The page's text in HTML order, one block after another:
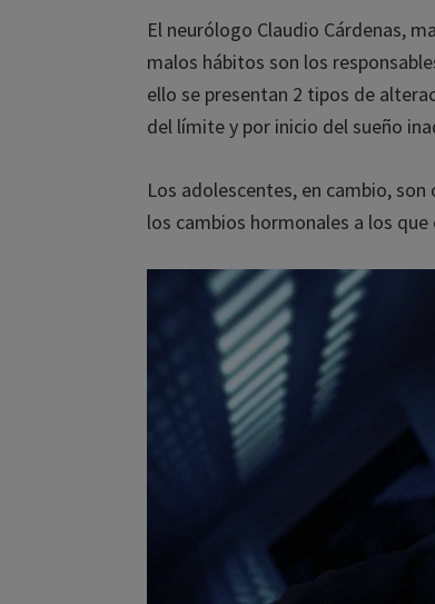
El neurólogo Claudio Cárdenas,
malos hábitos son los
ello se presentan 2 tipos de
del límite y por inicio del sueño
Los adolescentes, en cambio,
los cambios hormonales a los